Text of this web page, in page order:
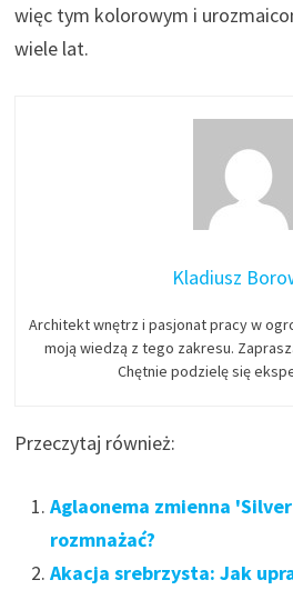
więc tym kolorowym i
wiele lat.
Kladiusz
Architekt wnętrz i pasjonat pracy w
moją wiedzą z tego zakresu.
Chętnie podzielę się
Przeczytaj również:
Aglaonema zmienna
rozmnażać?
Akacja srebrzysta: Jak